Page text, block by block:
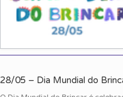
28/05 – Dia Mundial do